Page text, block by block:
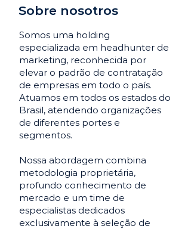
Sobre nosotros
Somos uma holding
especializada em headhunter de
marketing, reconhecida por
elevar o padrão de contratação
de empresas em todo o país.
Atuamos em todos os estados do
Brasil, atendendo organizações
de diferentes portes e
segmentos.
Nossa abordagem combina
metodologia proprietária,
profundo conhecimento de
mercado e um time de
especialistas dedicados
exclusivamente à seleção de